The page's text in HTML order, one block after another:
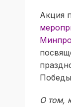
Акция
О том,